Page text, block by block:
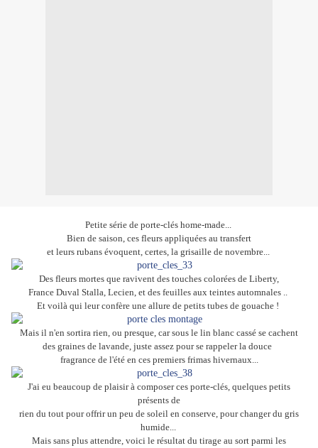
Petite série de porte-clés home-made...
Bien de saison, ces fleurs appliquées au transfert
et leurs rubans évoquent, certes, la grisaille de novembre...
Des fleurs mortes que ravivent des touches colorées de Liberty,
France Duval Stalla, Lecien, et des feuilles aux teintes automnales ..
Et voilà qui leur confère une allure de petits tubes de gouache !
Mais il n'en sortira rien, ou presque, car sous le lin blanc cassé se cachent
des graines de lavande, juste assez pourse rappeler la douce
fragrance de l'été en ces premiers frimas hivernaux...
J'ai eu beaucoup de plaisir à composer ces porte-clés, quelques petits
présents de
rien du tout pour offrir un peu de soleil en conserve, pour changer du gris
humide...
Mais sans plus attendre, voici le résultat du tirage au sort parmi les